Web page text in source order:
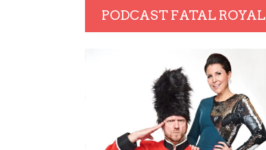
PODCAST FATAL ROYAL